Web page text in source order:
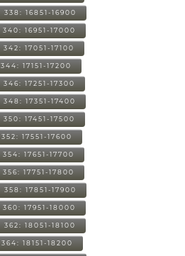
338: 16851-16900
340: 16951-17000
342: 17051-17100
344: 17151-17200
346: 17251-17300
348: 17351-17400
350: 17451-17500
352: 17551-17600
354: 17651-17700
356: 17751-17800
358: 17851-17900
360: 17951-18000
362: 18051-18100
364: 18151-18200